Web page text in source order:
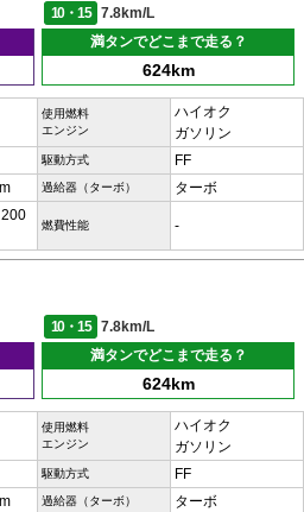
10・15
7.8km/L
満タンでどこまで走る？
624km
使用燃料
エンジン
ハイオク
ガソリン
駆動方式 FF
過給器（ターボ） ターボ
燃費性能 -
10・15
7.8km/L
満タンでどこまで走る？
624km
使用燃料
エンジン
ハイオク
ガソリン
駆動方式 FF
過給器（ターボ） ターボ